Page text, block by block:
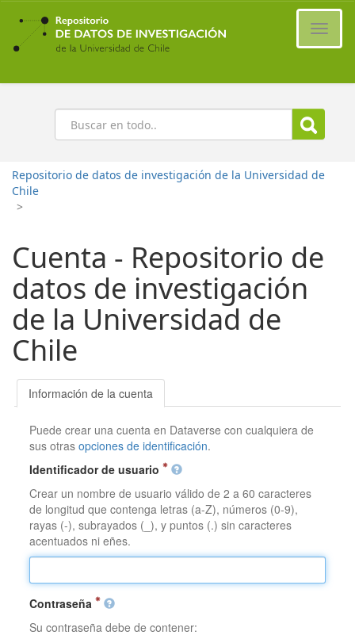
Ir
contenido
principal
Buscar
Repositorio de datos de investigación de la Universidad de
Chile
>
Cuenta - Repositorio de
datos de investigación
de la Universidad de
Chile
Información de la cuenta
Puede crear una cuenta en Dataverse con cualquiera de
sus otrasopciones de identificación.
Identificador de usuario
Crear un nombre de usuario válido de 2 a 60 caracteres
de longitud que contenga letras (a-Z), números (0-9),
rayas (-), subrayados (_), y puntos (.) sin caracteres
acentuados ni eñes.
Contraseña
Su contraseña debe de contener: